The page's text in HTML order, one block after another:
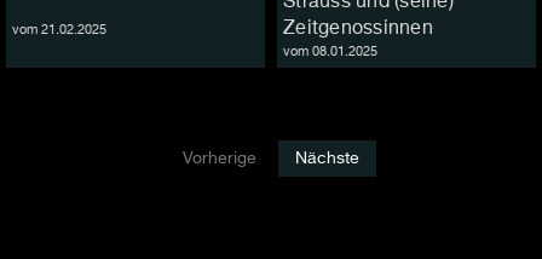
vom 21.02.2025
Zeitgenossinnen
vom 08.01.2025
Vorherige Nächste